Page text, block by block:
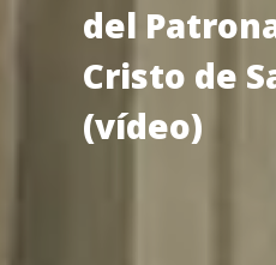
del
Cristo de
(vídeo)